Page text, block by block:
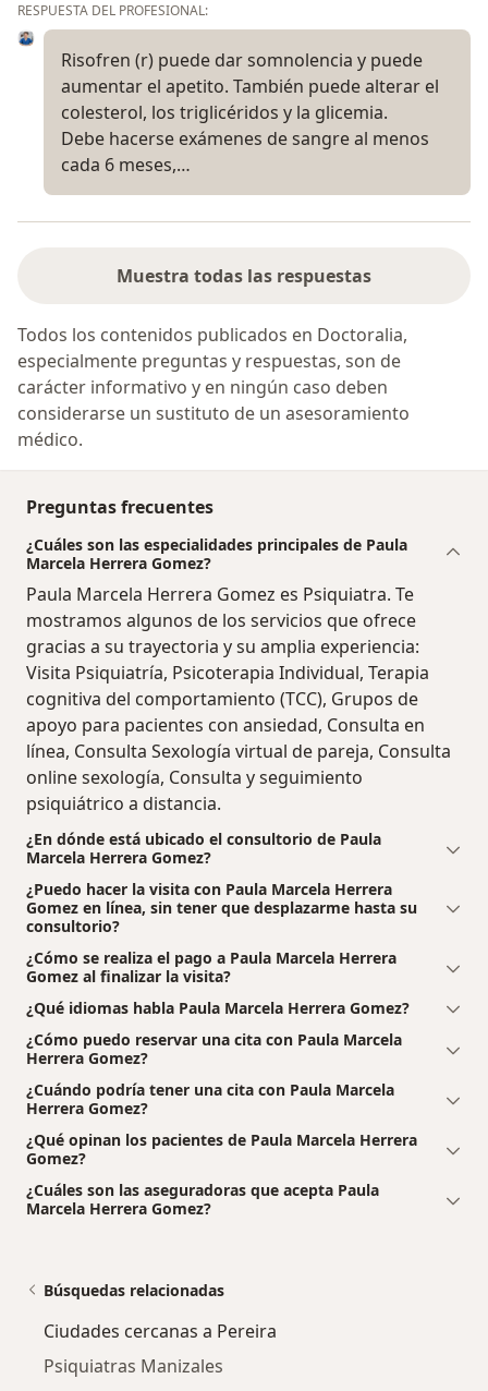
RESPUESTA DEL PROFESIONAL:
Risofren (r) puede dar somnolencia y puede
aumentar el apetito. También puede alterar el
colesterol, los triglicéridos y la glicemia.
Debe hacerse exámenes de sangre al menos
cada 6 meses,…
Muestra todas las respuestas
Todos los contenidos publicados en Doctoralia,
especialmente preguntas y respuestas, son de
carácter informativo y en ningún caso deben
considerarse un sustituto de un asesoramiento
médico.
Preguntas frecuentes
¿Cuáles son las especialidades principales de Paula
Marcela Herrera Gomez?
Paula Marcela Herrera Gomez es Psiquiatra. Te
mostramos algunos de los servicios que ofrece
gracias a su trayectoria y su amplia experiencia:
Visita Psiquiatría, Psicoterapia Individual, Terapia
cognitiva del comportamiento (TCC), Grupos de
apoyo para pacientes con ansiedad, Consulta en
línea, Consulta Sexología virtual de pareja, Consulta
online sexología, Consulta y seguimiento
psiquiátrico a distancia.
¿En dónde está ubicado el consultorio de Paula
Marcela Herrera Gomez?
¿Puedo hacer la visita con Paula Marcela Herrera
Gomez en línea, sin tener que desplazarme hasta su
consultorio?
¿Cómo se realiza el pago a Paula Marcela Herrera
Gomez al finalizar la visita?
¿Qué idiomas habla Paula Marcela Herrera Gomez?
¿Cómo puedo reservar una cita con Paula Marcela
Herrera Gomez?
¿Cuándo podría tener una cita con Paula Marcela
Herrera Gomez?
¿Qué opinan los pacientes de Paula Marcela Herrera
Gomez?
¿Cuáles son las aseguradoras que acepta Paula
Marcela Herrera Gomez?
Búsquedas relacionadas
Ciudades cercanas a Pereira
Psiquiatras Manizales